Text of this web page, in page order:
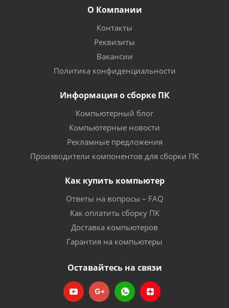
О Компании
Контакты
Реквизиты
Вакансии
Политика конфиденциальности
Информация о сборке ПК
Компьютерный блог
Компьютерные новости
Рекламные предложения
Производители компонентов для сборки ПК
Как купить компьютер
Ответы на вопросы – FAQ
Как оплатить сборку ПК
Доставка компьютеров
Гарантия на компьютеры
Оставайтесь на связи